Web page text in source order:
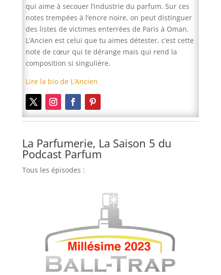
qui aime à secouer l’industrie du parfum. Sur ces
notes trempées à l’encre noire, on peut distinguer
des listes de victimes enterrées de Paris à Oman.
L’Ancien est celui que tu aimes détester, c’est cette
note de cœur qui te dérange mais qui rend la
composition si singulière.
Lire la bio de L’Ancien
La Parfumerie, La Saison 5 du
Podcast Parfum
Tous les épisodes :